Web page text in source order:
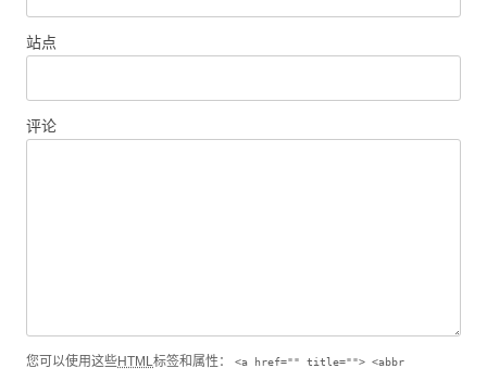
站点
评论
您可以使用这些HTML标签和属性： <a href="" title=""> <abbr